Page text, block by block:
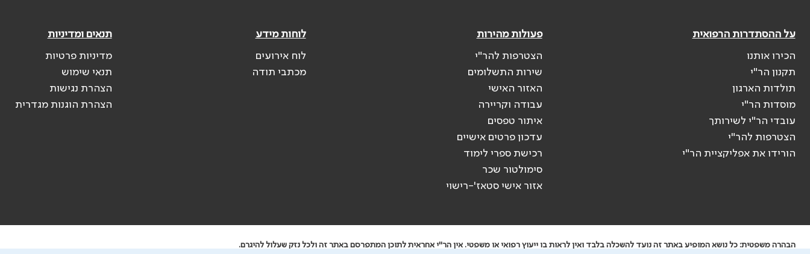
על ההסתדרות הרפואית
הכירו אותנו
תקנון הר"י
תולדות הארגון
מוסדות הר"י
עובדי הר"י לשירותך
הצטרפות להר"י
הורידו את אפליקציית הר"י
פעולות מהירות
הצטרפות להר"י
שירות התשלומים
האזור האישי
עבודה וקריירה
איתור טפסים
עדכון פרטים אישיים
רכישת ספרי לימוד
סימולטור שכר
אזור אישי סטאז'-רישוי
לוחות מידע
לוח אירועים
מכתבי תודה
תנאים ומדיניות
מדיניות פרטיות
תנאי שימוש
הצהרת נגישות
הצהרת הוגנות מגדרית
הבהרה משפטית: כל נושא המופיע באתר זה נועד להשכלה בלבד ואין לראות בו ייעוץ רפואי או משפטי. אין הר"י אחראית לתוכן המתפרסם באתר זה ולכל נזק שעלול להיגרם.